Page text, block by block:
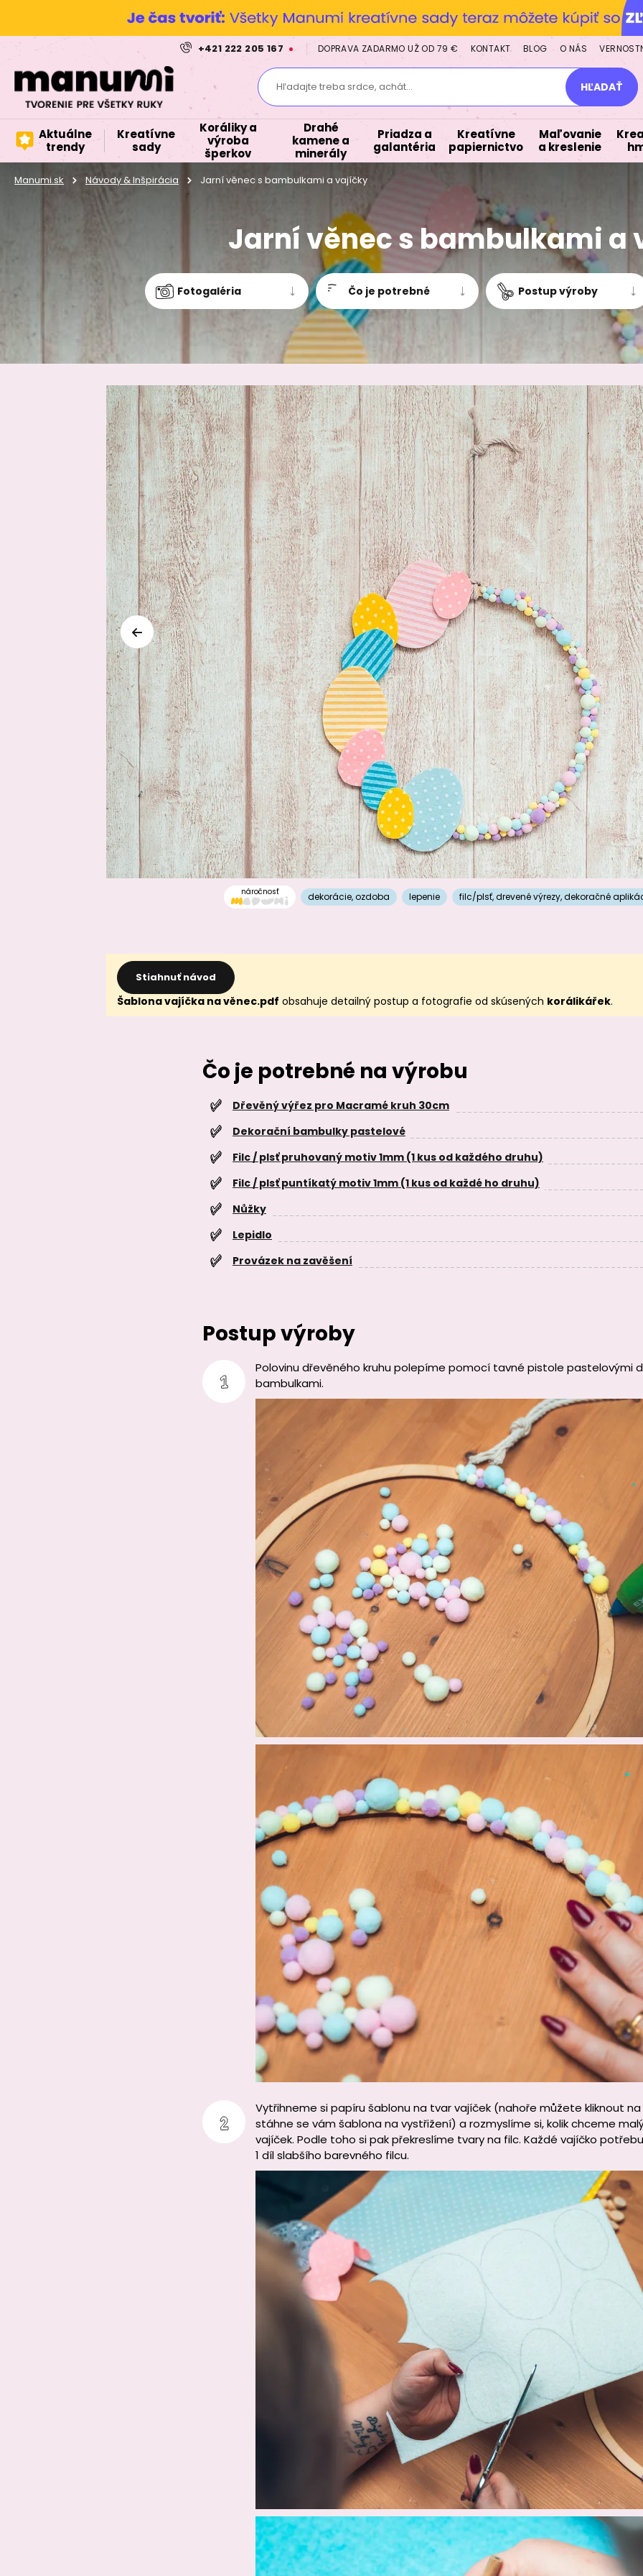
+421 222 205 167 DOPRAVA ZADARMO UŽ OD 79 € KONTAKT BLOG O NÁS
Hľadajte treba srdce, achát... HĽADAŤ
Aktuálne
trendy
Kreatívne
sady
Koráliky a
výroba
šperkov
Drahé
kamene a
minerály
Priadza a
galantéria
Kreatívne
papiernictvo
Maľovanie
a kreslenie
Manumi.sk Návody & Inšpirácia Jarní věnec s bambulkami a vajíčky
Jarní věnec s bambulkami a
Fotogaléria Čo je potrebné Postup výroby
náročnosť dekorácie,ozdoba lepenie filc/plsť,drevené výrezy,dekoračné
Stiahnuť návod
Šablona vajíčka na věnec.pdf obsahuje detailný postup a fotografie od skúsených korálikářek.
Čo je potrebné na výrobu
Dřevěný výřez pro Macramé kruh 30cm
Dekorační bambulky pastelové
Filc / plsť pruhovaný motiv 1mm (1 kus od každého druhu)
Filc / plsť puntíkatý motiv 1mm (1 kus od každé ho druhu)
Nůžky
Lepidlo
Provázek na zavěšení
Postup výroby
Polovinu dřevěného kruhu polepíme pomocí tavné pistole pastelovými
bambulkami.
Vytřihneme si papíru šablonu na tvar vajíček (nahoře můžete kliknout
stáhne se vám šablona na vystřižení) a rozmyslíme si, kolik chceme
vajíček. Podle toho si pak překreslíme tvary na filc. Každé vajíčko
1 díl slabšího barevného filcu.